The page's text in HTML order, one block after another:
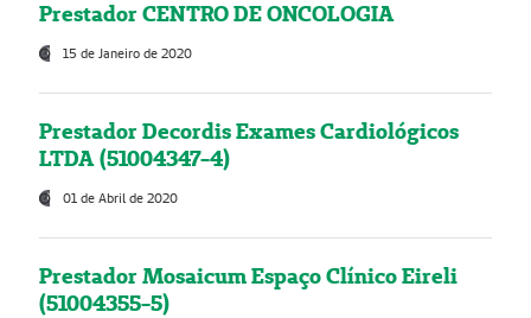
Prestador CENTRO DE ONCOLOGIA
15 de Janeiro de 2020
Prestador Decordis Exames Cardiológicos
LTDA (51004347-4)
01 de Abril de 2020
Prestador Mosaicum Espaço Clínico Eireli
(51004355-5)